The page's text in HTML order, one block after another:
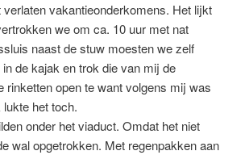
vakantieonderkomens. Het lijkt
we om ca. 10 uur met nat
naast de stuw moesten we zelf
de kajak en trok die van mij de
rinketten open te want volgens mij was
het toch.
onder het viaduct. Omdat het niet
wal opgetrokken. Met regenpakken aan